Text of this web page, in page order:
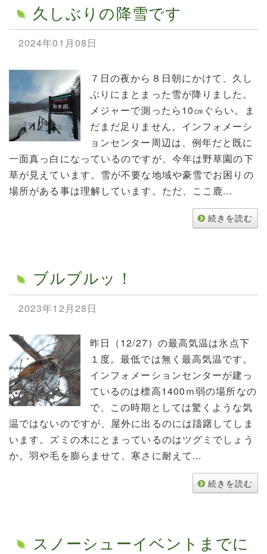
久しぶりの降雪です
2024年01月08日
７日の夜から８日朝にかけて、久し
ぶりにまとまった雪が降りました。
メジャーで測ったら10㎝ぐらい。ま
だまだ足りません。インフォメーシ
ョンセンター周辺は、例年だと既に
一面真っ白になっているのですが、今年は野草園の下
草が見えています。雪が不要な地域や豪雪でお困りの
場所がある事は理解しています。ただ、ここ鹿...
続きを読む
ブルブルッ！
2023年12月28日
昨日（12/27）の最高気温は氷点下
１度。最低では無く最高気温です。
インフォメーションセンターが建っ
ているのは標高1400ｍ弱の場所なの
で、この時期としては驚くような気
温ではないのですが、屋外に出るのには躊躇してしま
います。ズミの木にとまっているのはツグミでしょう
か。羽や毛を膨らませて、寒さに耐えて...
続きを読む
スノーシューイベントまでに